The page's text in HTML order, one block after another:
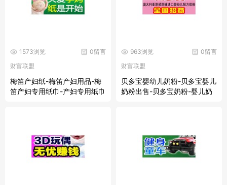
0留言
1573浏览
财富联盟
梅笛产妇纸-梅笛产妇用品-梅
笛产妇专用纸巾-产妇专用纸巾
0留言
963浏览
财富联盟
贝多宝婴幼儿奶粉-贝多宝婴儿
奶粉出售-贝多宝奶粉-婴儿奶